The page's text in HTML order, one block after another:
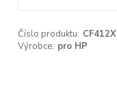
Číslo produktu: CF412X
Výrobce: pro HP